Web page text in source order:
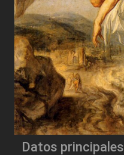
Datos principales